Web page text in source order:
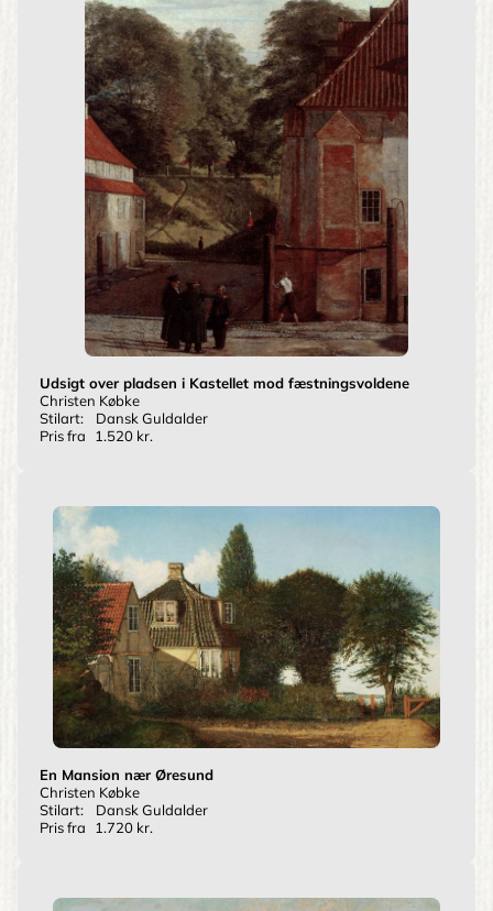
Udsigt over pladsen i Kastellet mod fæstningsvoldene
Christen Købke
Stilart:
Dansk Guldalder
Pris fra
1.520 kr.
En Mansion nær Øresund
Christen Købke
Stilart:
Dansk Guldalder
Pris fra
1.720 kr.